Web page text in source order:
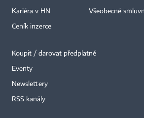
Kariéra v HN
Ceník inzerce
Všeobecné
Koupit / darovat předplatné
Eventy
Newslettery
RSS kanály